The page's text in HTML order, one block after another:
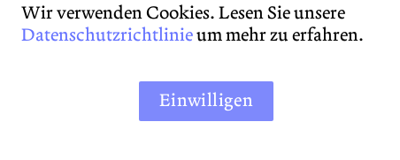
Wir verwenden Cookies. Lesen Sie unsere
Datenschutzrichtlinieum mehr zu erfahren.
Einwilligen